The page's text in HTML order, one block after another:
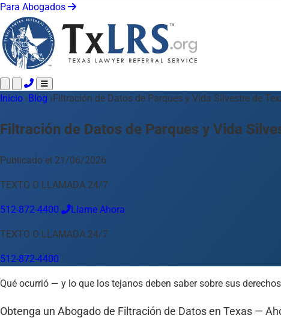
Para Abogados
Llame 24/7 ·512-872-4400 Envíe un Texto
Áreas de Práctica
Más de 50 temas
Acerca de Nosotros
Para Abogados
English
Austin 512-872-4400
Abilene
Amarillo Austin Beaumont Corpus Christi Dallas El
Inicio ›Blog ›Filtración de Datos de Parques y Vida Silvestre de
Filtración de Datos de Parques y Vida
Publicado el 21/06/2026
TEXTO O LLAMADA 24/7
512-872-4400 Llame Ahora
TEXTO O LLAMADA 24/7
512-872-4400
Qué ocurrió — y lo que los tejanos deben saber sobre sus
Obtenga un Abogado de Filtración de Datos en Texas —